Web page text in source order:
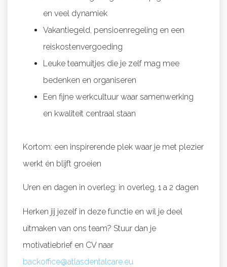
en veel dynamiek
Vakantiegeld, pensioenregeling en een
reiskostenvergoeding
Leuke teamuitjes die je zelf mag mee
bedenken en organiseren
Een fijne werkcultuur waar samenwerking
en kwaliteit centraal staan
Kortom: een inspirerende plek waar je met plezier
werkt én blijft groeien
Uren en dagen in overleg: in overleg, 1 a 2 dagen
Herken jij jezelf in deze functie en wil je deel
uitmaken van ons team? Stuur dan je
motivatiebrief en CV naar
backoffice@atlasdentalcare.eu